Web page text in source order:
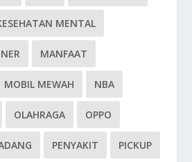
MENTAL
MANFAAT
MOBIL MEWAH NBA
OLAHRAGA OPPO
PENYAKIT PICKUP